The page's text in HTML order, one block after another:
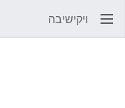
ויקישיבה